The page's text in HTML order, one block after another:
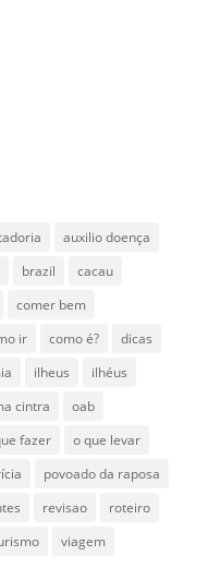
auxilio doença
brazil
cacau
comer bem
ir como é?
dicas
ilheus
ilhéus
cintra
oab
fazer
o que levar
povoado da raposa
revisao
roteiro
viagem